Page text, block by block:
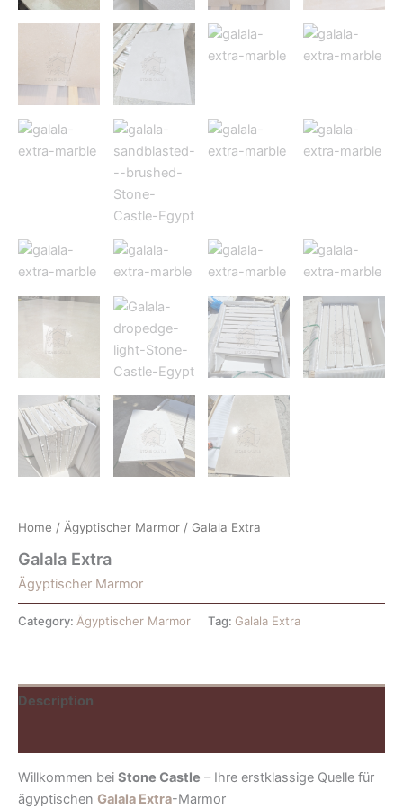
Home / Ägyptischer Marmor / Galala Extra
Galala Extra
Ägyptischer Marmor
Category: Ägyptischer Marmor Tag: Galala Extra
Description
Willkommen bei Stone Castle – Ihre erstklassige Quelle für
ägyptischen Galala Extra-Marmor